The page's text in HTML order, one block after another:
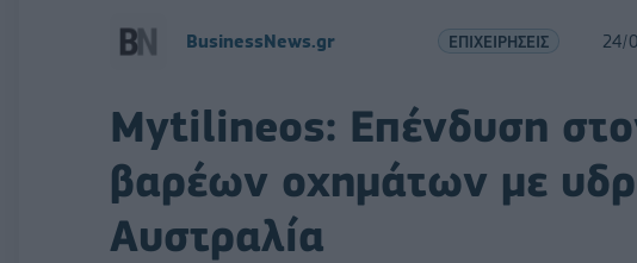
BusinessNews.gr ΕΠΙΧΕΙΡΗΣΕΙΣ 24/
Mytilineos: Επένδυση
βαρέων οχημάτων με
Αυστραλία